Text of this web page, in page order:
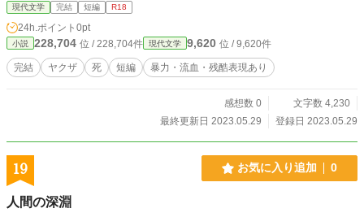
現代文学 完結 短編 R18
24h.ポイント 0pt
小説 228,704 位 / 228,704件 現代文学 9,620 位 / 9,620件
完結 ヤクザ 死 短編 暴力・流血・残酷表現あり
感想数 0
文字数 4,230
最終更新日 2023.05.29
登録日 2023.05.29
19 お気に入り追加 0
人間の深淵